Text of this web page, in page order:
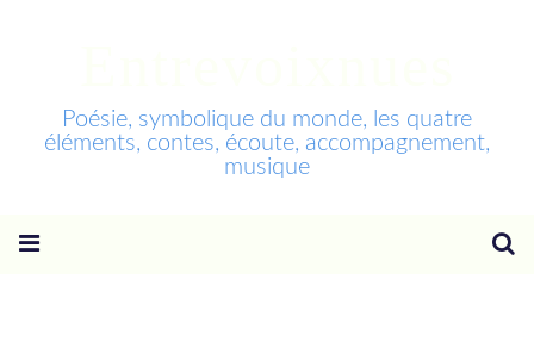
Poésie, symbolique du monde, les quatre
éléments, contes, écoute, accompagnement,
musique